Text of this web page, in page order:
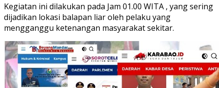
Kegiatan ini dilakukan pada Jam 01.00 WITA , yang sering
dijadikan lokasi balapan liar oleh pelaku yang
mengganggu ketenangan masyarakat sekitar.